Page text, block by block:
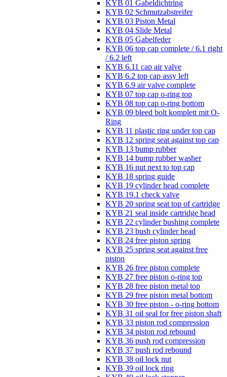
KYB 01 Gabeldichtring
KYB 02 Schmutzabstreifer
KYB 03 Piston Metal
KYB 04 Slide Metal
KYB 05 Gabelfeder
KYB 06 top cap complete / 6.1 right
/ 6.2 left
KYB 6.11 cap air valve
KYB 6.2 top cap assy left
KYB 6.9 air valve complete
KYB 07 top cap o-ring top
KYB 08 top cap o-ring bottom
KYB 09 bleed bolt komplett mit O-
Ring
KYB 11 plastic ring under top cap
KYB 12 spring seat against top cap
KYB 13 bump rubber
KYB 14 bump rubber washer
KYB 16 nut next to top cap
KYB 18 spring guide
KYB 19 cylinder head complete
KYB 19.1 check valve
KYB 20 spring seat top of cartridge
KYB 21 seal inside cartridge head
KYB 22 cylinder bushing complete
KYB 23 bush cylinder head
KYB 24 free piston spring
KYB 25 spring seat against free
piston
KYB 26 free piston complete
KYB 27 free piston o-ring top
KYB 28 free piston metal top
KYB 29 free piston metal bottom
KYB 30 free piston - o-ring bottom
KYB 31 oil seal for free piston shaft
KYB 33 piston rod compression
KYB 34 piston rod rebound
KYB 36 push rod compression
KYB 37 push rod rebound
KYB 38 oil lock nut
KYB 39 oil lock ring